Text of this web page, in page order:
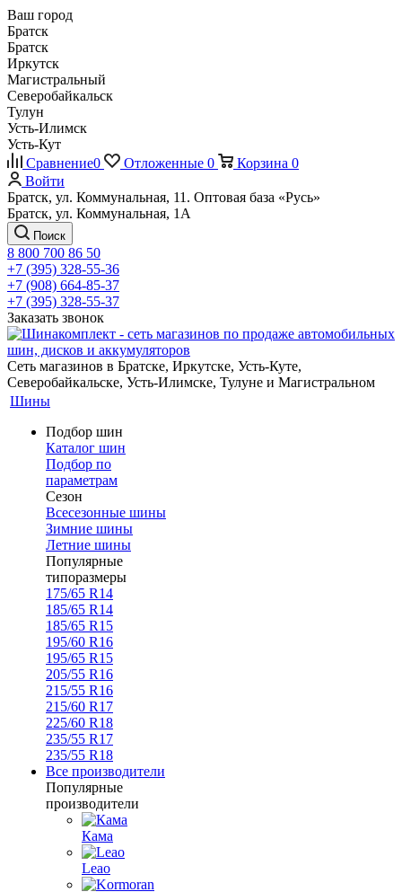
Ваш город
Братск
Братск
Иркутск
Магистральный
Северобайкальск
Тулун
Усть-Илимск
Усть-Кут
Сравнение0 Отложенные 0 Корзина 0
Войти
Братск, ул. Коммунальная, 11. Оптовая база «Русь»
Братск, ул. Коммунальная, 1А
Поиск
8 800 700 86 50
+7 (395) 328-55-36
+7 (908) 664-85-37
+7 (395) 328-55-37
Заказать звонок
Сеть магазинов в Братске, Иркутске, Усть-Куте,
Северобайкальске, Усть-Илимске, Тулуне и Магистральном
Шины
Подбор шин
Каталог шин
Подбор по
параметрам
Сезон
Всесезонные шины
Зимние шины
Летние шины
Популярные
типоразмеры
175/65 R14
185/65 R14
185/65 R15
195/60 R16
195/65 R15
205/55 R16
215/55 R16
215/60 R17
225/60 R18
235/55 R17
235/55 R18
Все производители
Популярные
производители
Кама
Leao